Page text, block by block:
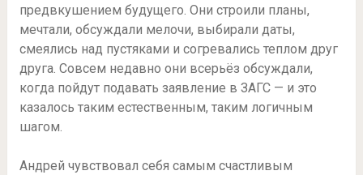
предвкушением будущего. Они строили планы,
мечтали, обсуждали мелочи, выбирали даты,
смеялись над пустяками и согревались теплом друг
друга. Совсем недавно они всерьёз обсуждали,
когда пойдут подавать заявление в ЗАГС — и это
казалось таким естественным, таким логичным
шагом.
Андрей чувствовал себя самым счастливым